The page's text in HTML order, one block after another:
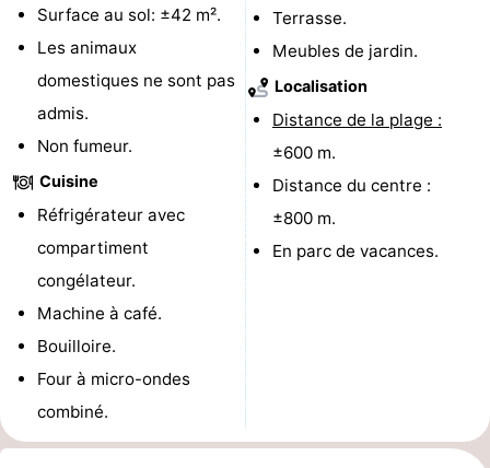
-
Stationnement
Adresses
Médicales
Région
Hollande-
Septentrionale
-
Nature
Schoorlse
Duinen
Bergen
aan
Zee
-
Bergen
-
Alkmaar
Egmond
-
Surface au sol: ±42 m².
Les animaux
domestiques ne sont pas
admis.
Non fumeur.
Cuisine
Réfrigérateur avec
compartiment
congélateur.
Machine à café.
Bouilloire.
Four à micro-ondes
combiné.
Terrasse.
Meubles de jardin.
Localisation
Distance de la plage :
±600 m.
Distance du centre :
±800 m.
En parc de vacances.